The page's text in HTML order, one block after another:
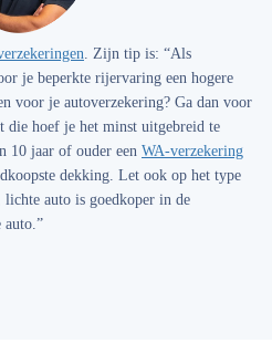
. Zijn tip is: “Als
je beperkte rijervaring een hogere
voor je autoverzekering? Ga dan voor
die hoef je het minst uitgebreid te
10 jaar of ouder een WA-verzekering
dekking. Let ook op het type
auto is goedkoper in de
auto.”